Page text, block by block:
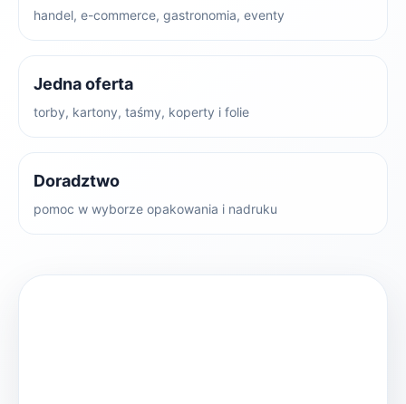
handel, e-commerce, gastronomia, eventy
Jedna oferta
torby, kartony, taśmy, koperty i folie
Doradztwo
pomoc w wyborze opakowania i nadruku